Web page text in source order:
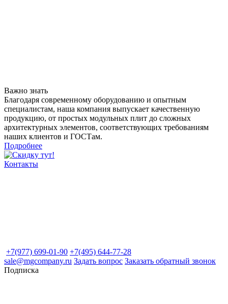
Важно знать
Благодаря современному оборудованию и опытным
специалистам, наша компания выпускает качественную
продукцию, от простых модульных плит до сложных
архитектурных элементов, соответствующих требованиям
наших клиентов и ГОСТам.
Подробнее
Контакты
+7(977) 699-01-90 +7(495) 644-77-28
sale@mgcompany.ru Задать вопрос Заказать обратный звонок
Подписка